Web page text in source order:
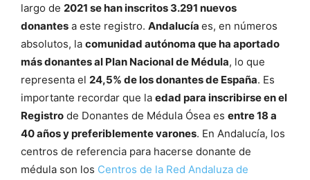
largo de 2021 se han inscritos 3.291 nuevos
donantes a este registro. Andalucía es, en números
absolutos, la comunidad autónoma que ha aportado
más donantes al Plan Nacional de Médula, lo que
representa el 24,5% de los donantes de España. Es
importante recordar que la edad para inscribirse en el
Registro de Donantes de Médula Ósea es entre 18 a
40 años y preferiblemente varones. En Andalucía, los
centros de referencia para hacerse donante de
médula son los Centros de la Red Andaluza de